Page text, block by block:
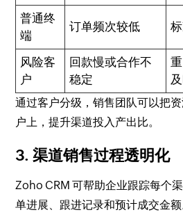
普通终
端
订单频次较低
风险客
户
回款慢或合作不
稳定
通过客户分级，销售团队可以把
户上，提升渠道投入产出比。
3. 渠道销售过程透明化
Zoho CRM 可帮助企业跟踪每个
单进展、跟进记录和预计成交金额